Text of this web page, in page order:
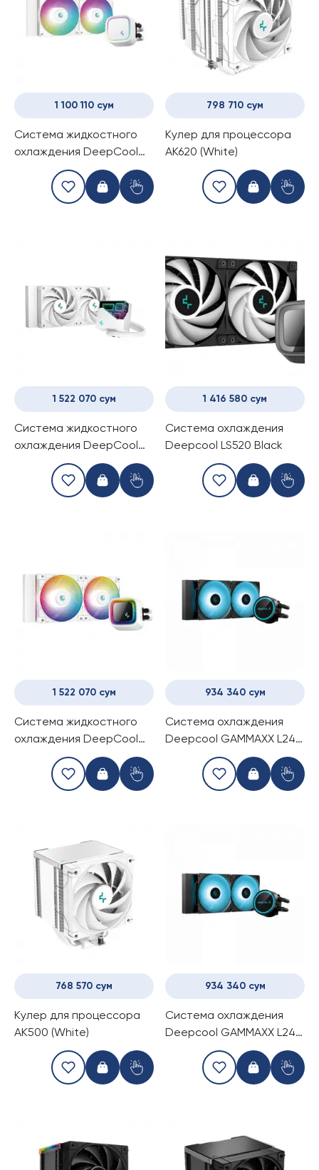
1 100 110 сум
Система жидкостного
охлаждения DeepCool
LE520 (White)
798 710 сум
Kулер для процессора
AK620 (White)
1 522 070 сум
Система жидкостного
охлаждения DeepCool
LT520 (White)
1 416 580 сум
Система охлаждения
Deepcool LS520 Black
1 522 070 сум
Система жидкостного
охлаждения DeepCool
LS520 (White)
934 340 сум
Система охлаждения
Deepcool GAMMAXX L240
768 570 сум
Kулер для процессора
AK500 (White)
934 340 сум
Система охлаждения
Deepcool GAMMAXX L240